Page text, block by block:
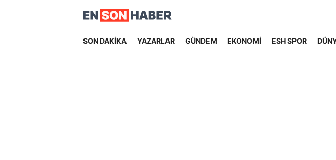
SON DAKİKA YAZARLAR GÜNDEM EKONOMİ ESH SPOR